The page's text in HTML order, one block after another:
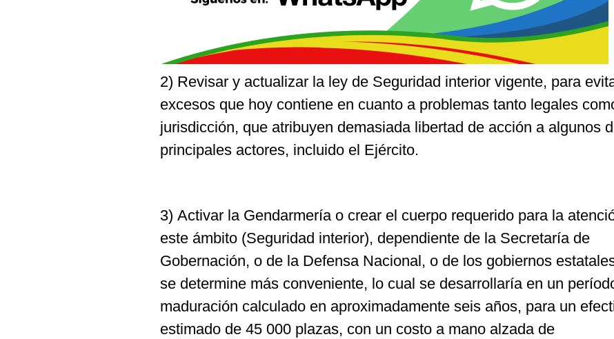
2) Revisar y actualizar la ley de Seguridad interior vigente, para
excesos que hoy contiene en cuanto a problemas tanto legales
jurisdicción, que atribuyen demasiada libertad de acción a algunos
principales actores, incluido el Ejército.
3) Activar la Gendarmería o crear el cuerpo requerido para la
este ámbito (Seguridad interior), dependiente de la Secretaría de
Gobernación, o de la Defensa Nacional, o de los gobiernos
se determine más conveniente, lo cual se desarrollaría en un
maduración calculado en aproximadamente seis años, para un
estimado de 45 000 plazas, con un costo a mano alzada de